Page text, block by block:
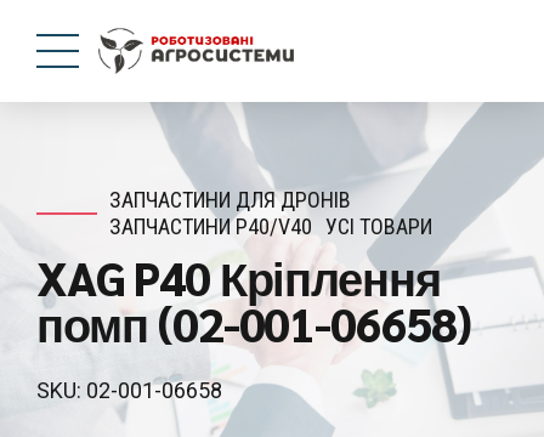
ЗАПЧАСТИНИ ДЛЯ ДРОНІВ
ЗАПЧАСТИНИ P40/V40 УСІ ТОВАРИ
XAG P40 Кріплення
помп (02-001-06658)
SKU: 02-001-06658